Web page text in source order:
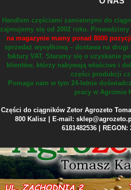
Handlem częściami zamiennymi do
zajmujemy się od 2002 roku.
na magazynie mamy ponad 8000
sprzedaż wysyłkową – dostawa na
faktury VAT. Staramy się o uzyskanie
klientów, którzy nabywają właściwe i
części produkcji
Pomaga nam w tym 24-letnie
pracy w Agromie
Części do ciągników Zetor Agrozeto
800 Kalisz | E-mail:
6181482536 | REGON: